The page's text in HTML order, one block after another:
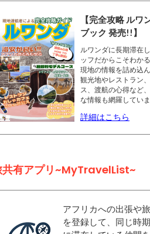
【完全攻略 ルワ
ブック 発売!!】
ルワンダに長期滞在
ッフだからこそわか
現地の情報を詰め込ん
観光地やレストラン
ス、渡航の心得など
な情報も網羅していま
詳細はこちら
共有アプリ~MyTravelList~
アフリカへの出張や
を登録して、同じ時